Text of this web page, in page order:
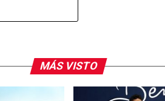
la invitación al público para
de las presentaciones más
el restaurante Aire Liebre, en la
de su equipo de trabajo.
MÁS VISTO